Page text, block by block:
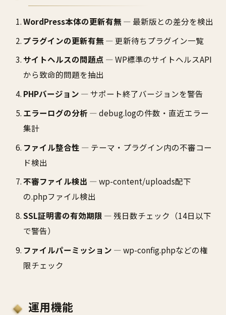
WordPress本体の更新有無 — 最新版との差分を検出
プラグインの更新有無 — 更新待ちプラグイン一覧
サイトヘルスの問題点 — WP標準のサイトヘルスAPI
から致命的問題を抽出
PHPバージョン — サポート終了バージョンを警告
エラーログの分析 — debug.logの件数・直近エラー
集計
ファイル整合性 — テーマ・プラグイン内の不審コー
ド検出
不審ファイル検出 — wp-content/uploads配下
の.phpファイル検出
SSL証明書の有効期限 — 残日数チェック（14日以下
で警告）
ファイルパーミッション — wp-config.phpなどの権
限チェック
運用機能